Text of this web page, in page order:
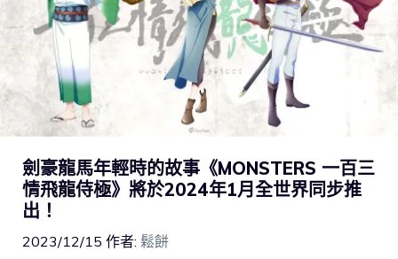
劍豪龍馬年輕時的故事《MONSTERS 一百三
情飛龍侍極》將於2024年1月全世界同步推
出！
2023/12/15 作者: 鬆餅